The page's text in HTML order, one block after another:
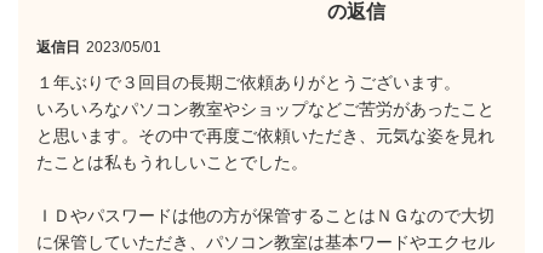
の返信
返信日 2023/05/01
１年ぶりで３回目の長期ご依頼ありがとうございます。
いろいろなパソコン教室やショップなどご苦労があったこと
と思います。その中で再度ご依頼いただき、元気な姿を見れ
たことは私もうれしいことでした。
ＩＤやパスワードは他の方が保管することはＮＧなので大切
に保管していただき、パソコン教室は基本ワードやエクセル